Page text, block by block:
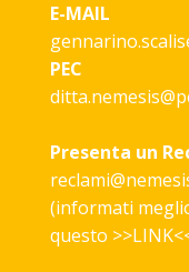
E-MAIL
PEC
Presenta un
(informati
questo >>LINK